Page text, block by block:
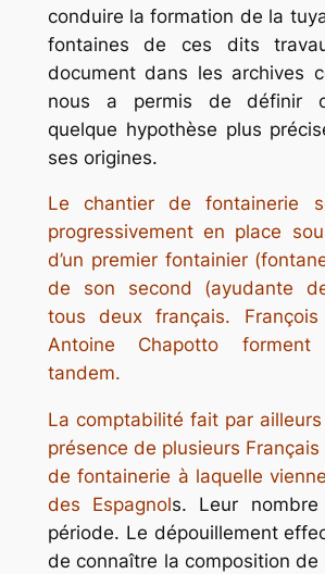
conduire la formation de la
fontaines de ces dits
document dans les archives
nous a permis de définir
quelque hypothèse plus
ses origines.
Le chantier de fontainerie
progressivement en place
d’un premier fontainier (
de son second (ayudante
tous deux français.
Antoine Chapotto
tandem.
La comptabilité fait par
présence de plusieurs Français
de fontainerie à laquelle
des Espagnols. Leur
période. Le dépouillement
de connaître la composition de